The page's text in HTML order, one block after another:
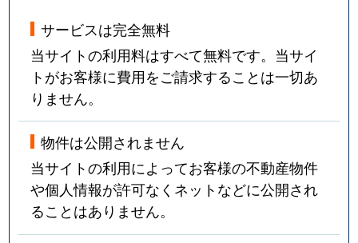
サービスは完全無料
当サイトの利用料はすべて無料です。当サイ
トがお客様に費用をご請求することは一切あ
りません。
物件は公開されません
当サイトの利用によってお客様の不動産物件
や個人情報が許可なくネットなどに公開され
ることはありません。